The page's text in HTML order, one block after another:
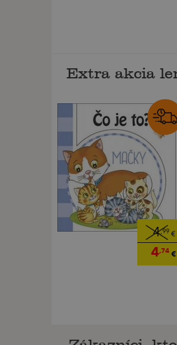
Extra akcia
4,99 €
4,74€